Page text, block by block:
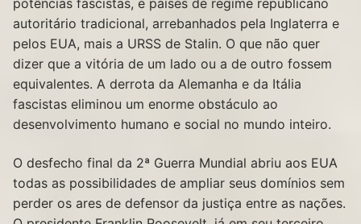
potências fascistas, e países de regime republicano
autoritário tradicional, arrebanhados pela Inglaterra e
pelos EUA, mais a URSS de Stalin. O que não quer
dizer que a vitória de um lado ou a de outro fossem
equivalentes. A derrota da Alemanha e da Itália
fascistas eliminou um enorme obstáculo ao
desenvolvimento humano e social no mundo inteiro.
O desfecho final da 2ª Guerra Mundial abriu aos EUA
todas as possibilidades de ampliar seus domínios sem
perder os ares de defensor da justiça entre as nações.